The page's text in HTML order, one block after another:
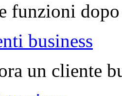
funzioni
business
un cliente